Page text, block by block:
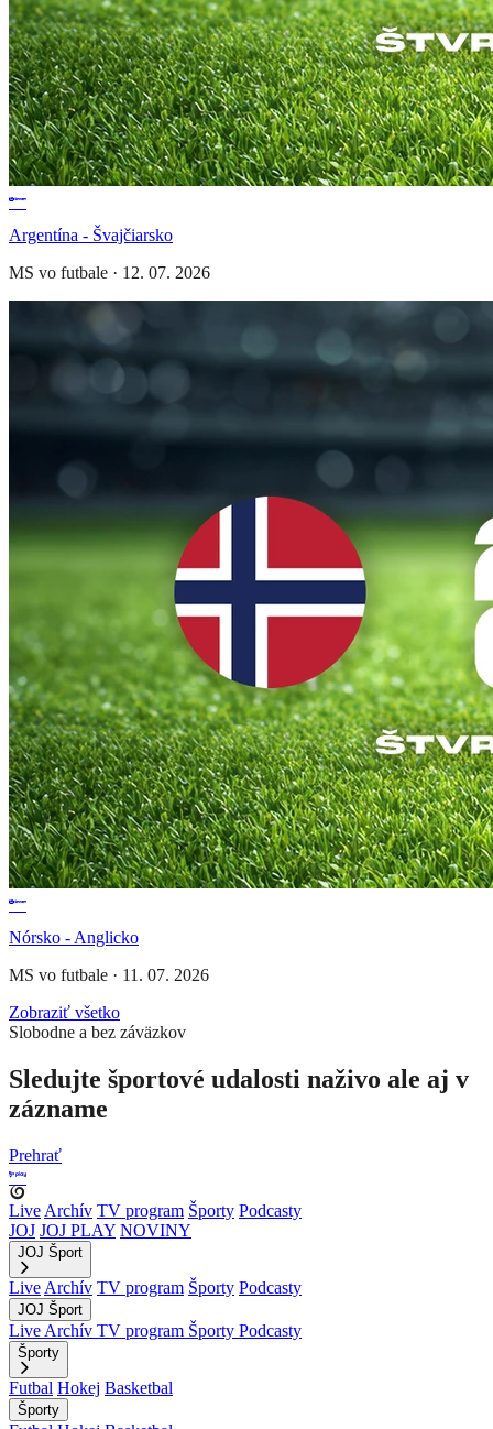
Argentína - Švajčiarsko
MS vo futbale · 12. 07. 2026
Nórsko - Anglicko
MS vo futbale · 11. 07. 2026
Zobraziť všetko
Slobodne a bez záväzkov
Sledujte športové udalosti naživo ale aj v
zázname
Prehrať
Live Archív TV program Športy Podcasty
JOJ JOJ PLAY NOVINY
JOJ Šport
Live Archív TV program Športy Podcasty
JOJ Šport
Live Archív TV program Športy Podcasty
Športy
Futbal Hokej Basketbal
Športy